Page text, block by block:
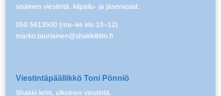
sisäinen viestintä, kilpailu- ja jäsenasiat.
050 5813500 (ma–ke klo 10–12)
marko.tauriainen@shakkiliitto.fi
Viestintäpäällikkö Toni Pönniö
Shakki-lehti, ulkoinen viestintä.